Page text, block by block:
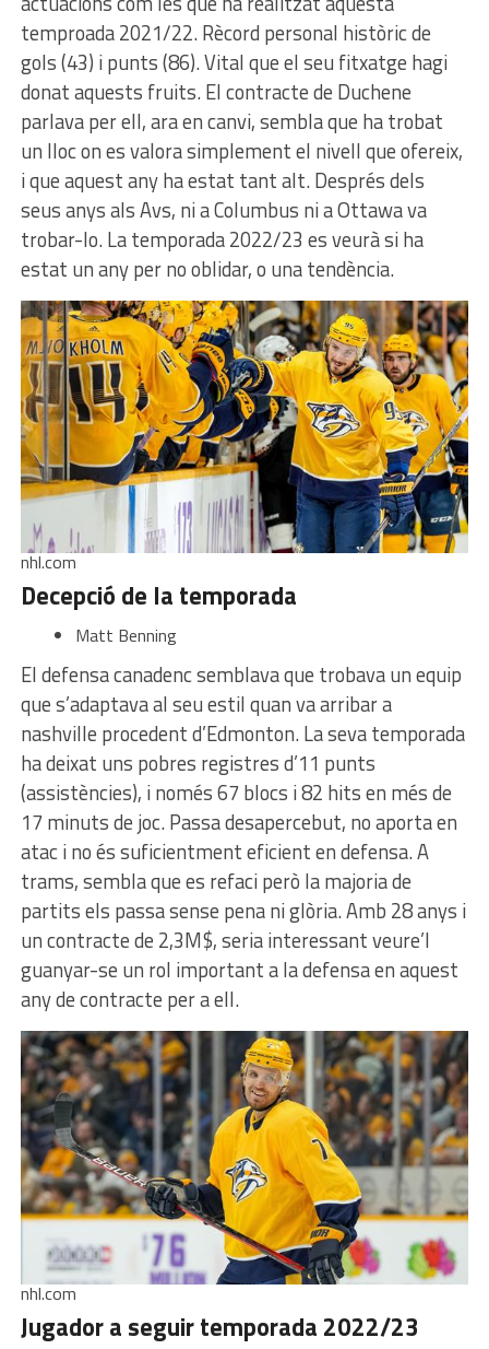
temproada 2021/22. Rècord personal històric de
gols (43) i punts (86). Vital que el seu fitxatge hagi
donat aquests fruits. El contracte de Duchene
parlava per ell, ara en canvi, sembla que ha trobat
un lloc on es valora simplement el nivell que ofereix,
i que aquest any ha estat tant alt. Després dels
seus anys als Avs, ni a Columbus ni a Ottawa va
trobar-lo. La temporada 2022/23 es veurà si ha
estat un any per no oblidar, o una tendència.
nhl.com
Decepció de la temporada
Matt Benning
El defensa canadenc semblava que trobava un equip
que s’adaptava al seu estil quan va arribar a
nashville procedent d’Edmonton. La seva temporada
ha deixat uns pobres registres d’11 punts
(assistències), i només 67 blocs i 82 hits en més de
17 minuts de joc. Passa desapercebut, no aporta en
atac i no és suficientment eficient en defensa. A
trams, sembla que es refaci però la majoria de
partits els passa sense pena ni glòria. Amb 28 anys i
un contracte de 2,3M$, seria interessant veure’l
guanyar-se un rol important a la defensa en aquest
any de contracte per a ell.
nhl.com
Jugador a seguir temporada 2022/23